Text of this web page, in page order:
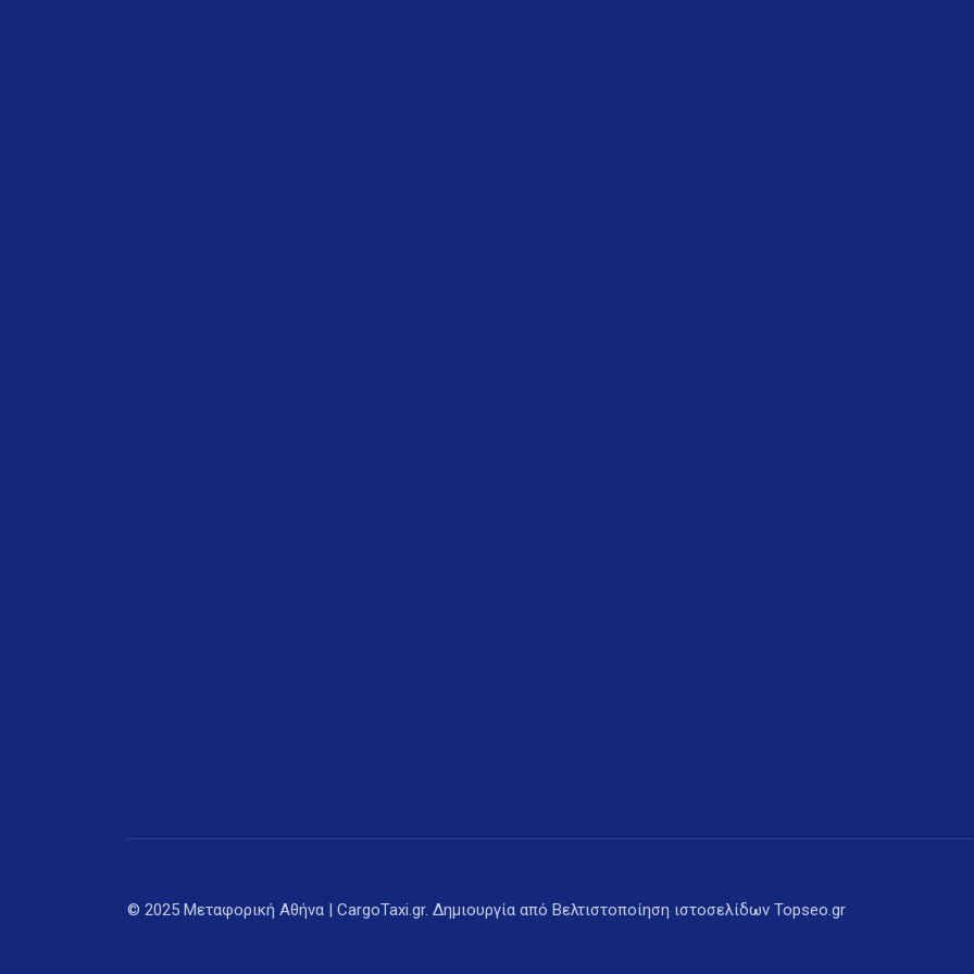
© 2025 Μεταφορική Αθήνα | CargoTaxi.gr. Δημιουργία από Βελτιστοποίηση ιστοσελίδων Topseo.gr